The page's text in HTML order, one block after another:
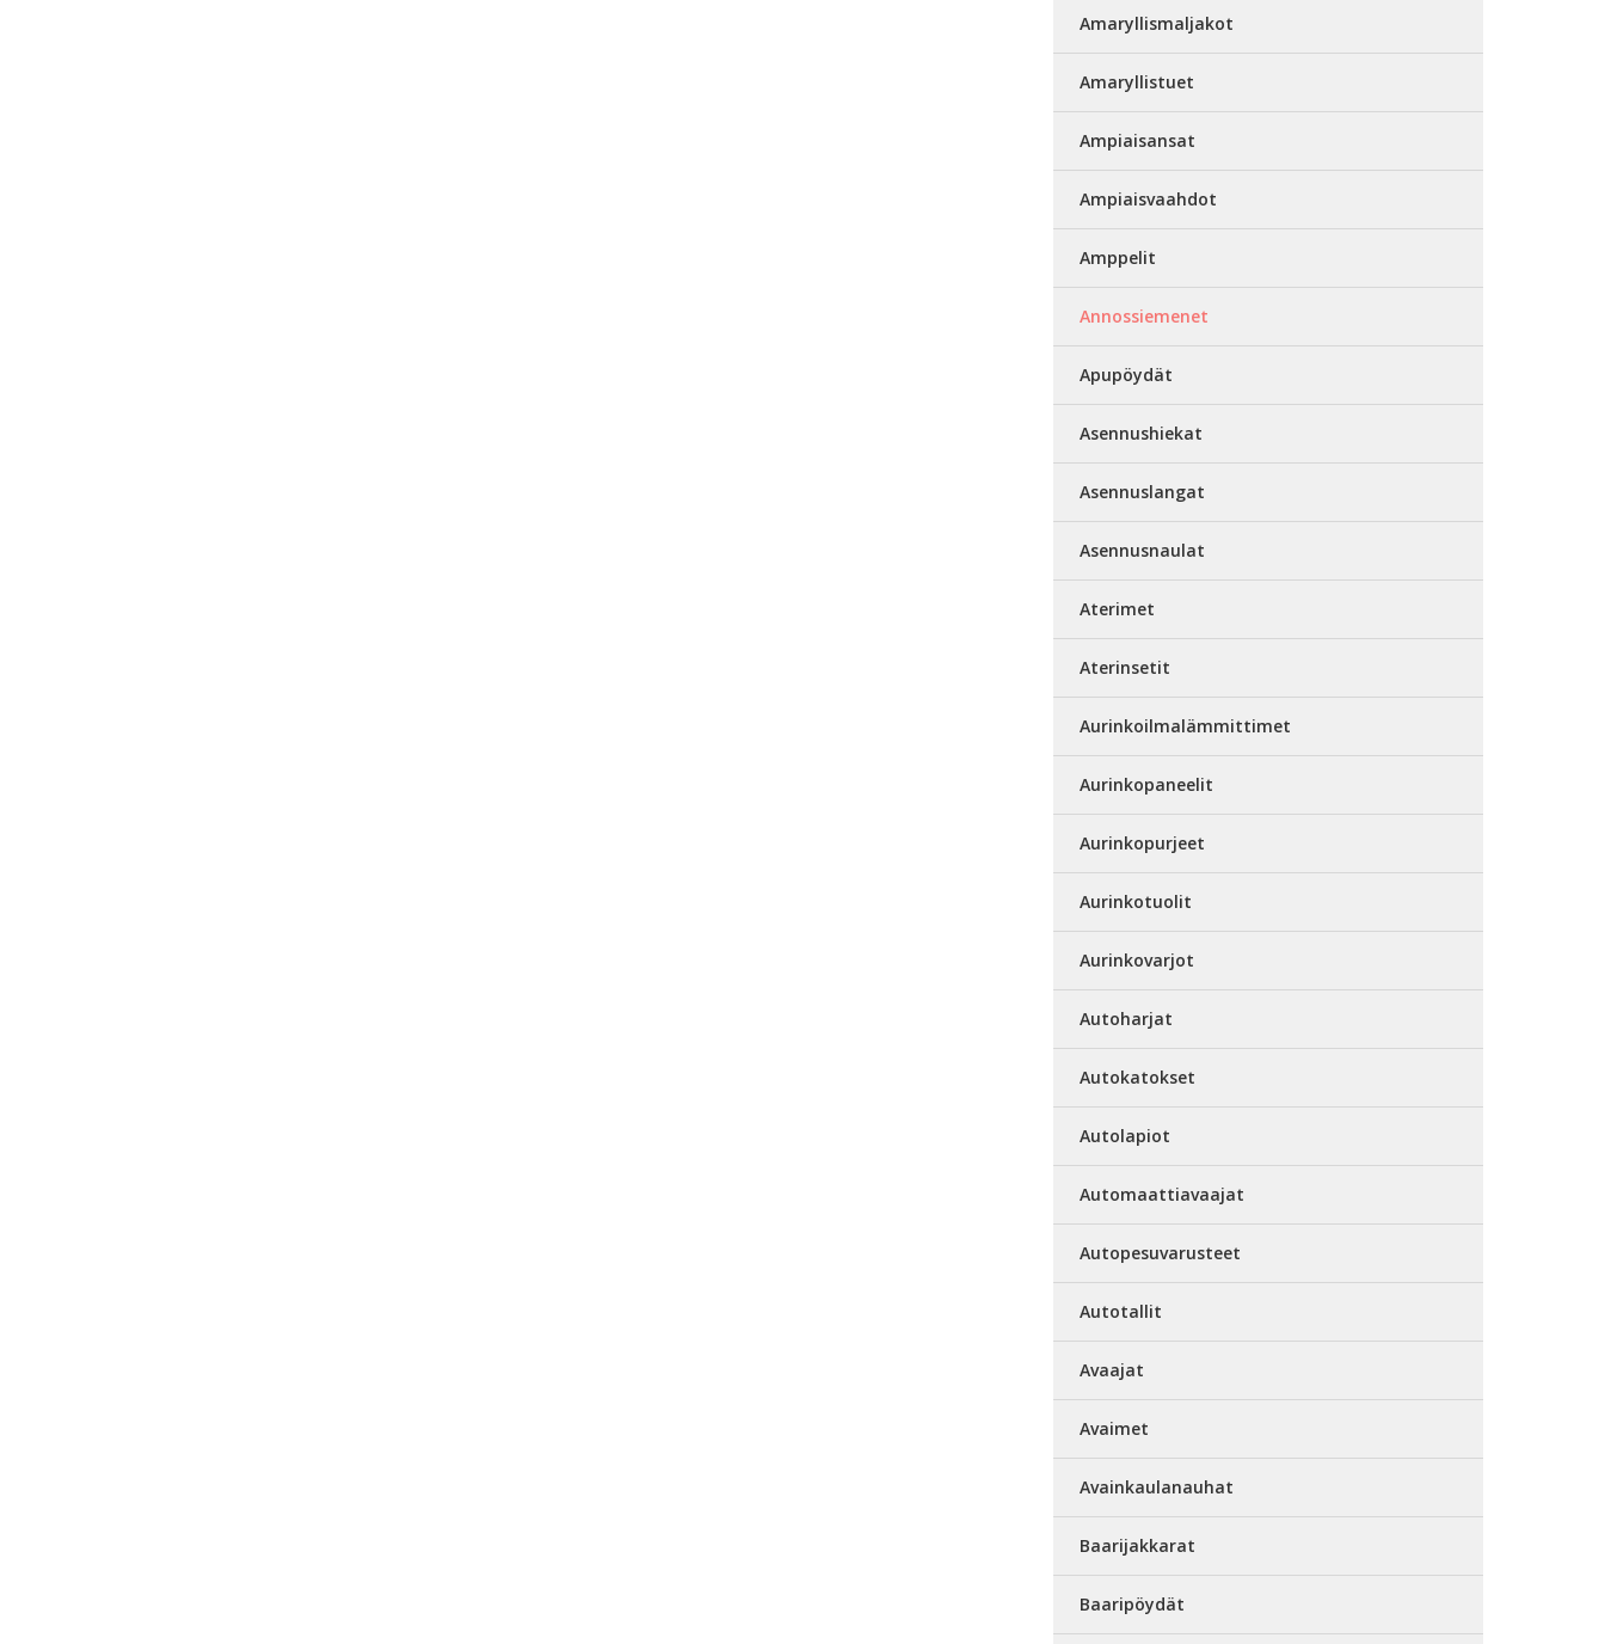
Amaryllismaljakot
Amaryllistuet
Ampiaisansat
Ampiaisvaahdot
Amppelit
Annossiemenet
Apupöydät
Asennushiekat
Asennuslangat
Asennusnaulat
Aterimet
Aterinsetit
Aurinkoilmalämmittimet
Aurinkopaneelit
Aurinkopurjeet
Aurinkotuolit
Aurinkovarjot
Autoharjat
Autokatokset
Autolapiot
Automaattiavaajat
Autopesuvarusteet
Autotallit
Avaajat
Avaimet
Avainkaulanauhat
Baarijakkarat
Baaripöydät